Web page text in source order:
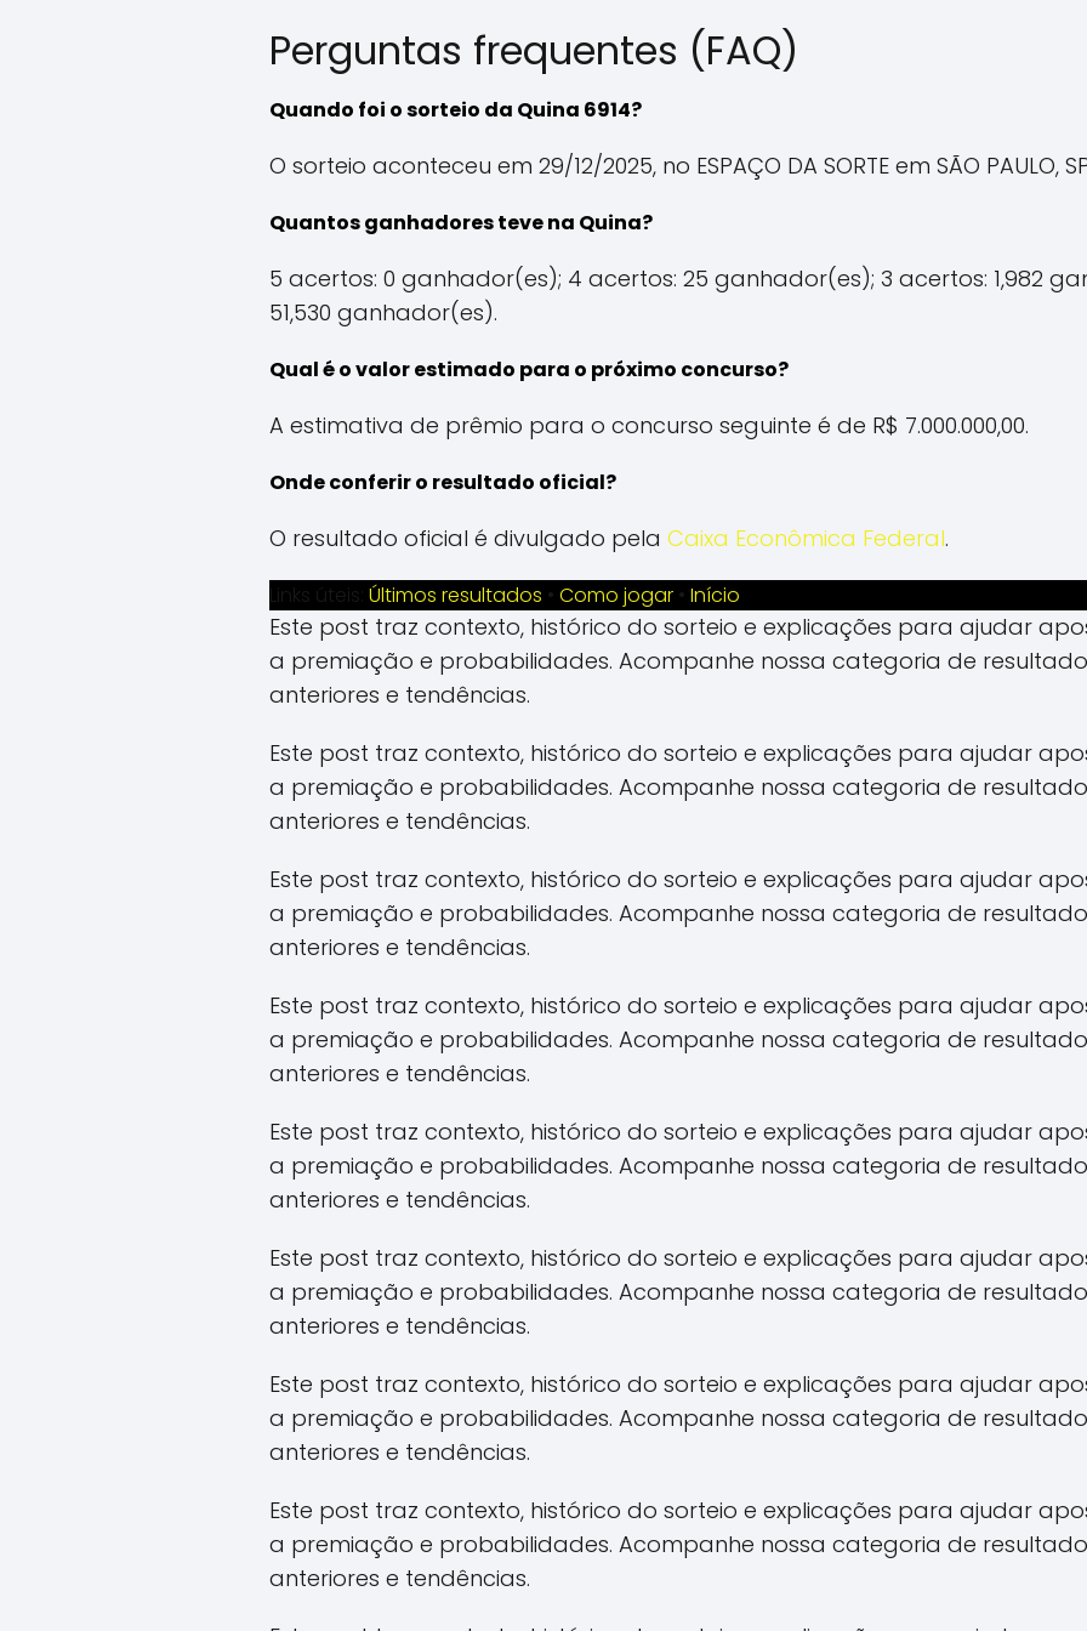
Perguntas frequentes (FAQ)
Quando foi o sorteio da Quina 6914?
O sorteio aconteceu em 29/12/2025, no ESPAÇO DA SORTE em SÃO PAULO,
Quantos ganhadores teve na Quina?
5 acertos: 0 ganhador(es); 4 acertos: 25 ganhador(es); 3 acertos: 1,982
51,530 ganhador(es).
Qual é o valor estimado para o próximo concurso?
A estimativa de prêmio para o concurso seguinte é de R$ 7.000.000,00.
Onde conferir o resultado oficial?
O resultado oficial é divulgado pela Caixa Econômica Federal.
Links úteis: Últimos resultados • Como jogar • Início
Este post traz contexto, histórico do sorteio e explicações para ajudar
a premiação e probabilidades. Acompanhe nossa categoria de
anteriores e tendências.
Este post traz contexto, histórico do sorteio e explicações para ajudar
a premiação e probabilidades. Acompanhe nossa categoria de
anteriores e tendências.
Este post traz contexto, histórico do sorteio e explicações para ajudar
a premiação e probabilidades. Acompanhe nossa categoria de
anteriores e tendências.
Este post traz contexto, histórico do sorteio e explicações para ajudar
a premiação e probabilidades. Acompanhe nossa categoria de
anteriores e tendências.
Este post traz contexto, histórico do sorteio e explicações para ajudar
a premiação e probabilidades. Acompanhe nossa categoria de
anteriores e tendências.
Este post traz contexto, histórico do sorteio e explicações para ajudar
a premiação e probabilidades. Acompanhe nossa categoria de
anteriores e tendências.
Este post traz contexto, histórico do sorteio e explicações para ajudar
a premiação e probabilidades. Acompanhe nossa categoria de
anteriores e tendências.
Este post traz contexto, histórico do sorteio e explicações para ajudar
a premiação e probabilidades. Acompanhe nossa categoria de
anteriores e tendências.